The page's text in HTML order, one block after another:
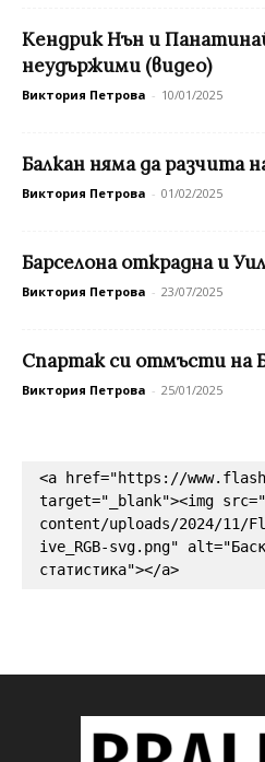
Кендрик Нън и
неудържими (видео)
Виктория Петрова - 10/01/2025
Балкан няма да разчита
Виктория Петрова - 01/02/2025
Барселона открадна и
Виктория Петрова - 23/07/2025
Спартак си отмъсти на
Виктория Петрова - 25/01/2025
<a href="https://
target="_blank"><img
content/uploads/2024/11/
ive_RGB-svg.png"
статистика"></a>